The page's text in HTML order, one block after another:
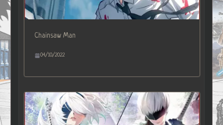
Chainsaw Man
04/10/2022